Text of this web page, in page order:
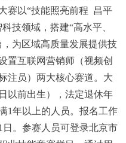
赛以“技能照亮前程 昌平
技领域，搭建“高水平、
为区域高质量发展提供技
置互联网营销师（视频创
注员）两大核心赛道。大
以前出生），法定退休年
1年以上的人员。报名工作
。参赛人员可登录北京市